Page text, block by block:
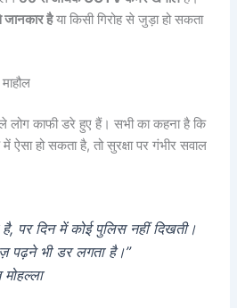
हैया किसी गिरोह से जुड़ा हो सकता
लोग काफी डरे हुए हैं। सभी का कहना है कि
में ऐसा हो सकता है, तो सुरक्षा पर गंभीर सवाल
है, पर दिन में कोई पुलिस नहीं दिखती।
पढ़ने भी डर लगता है।”